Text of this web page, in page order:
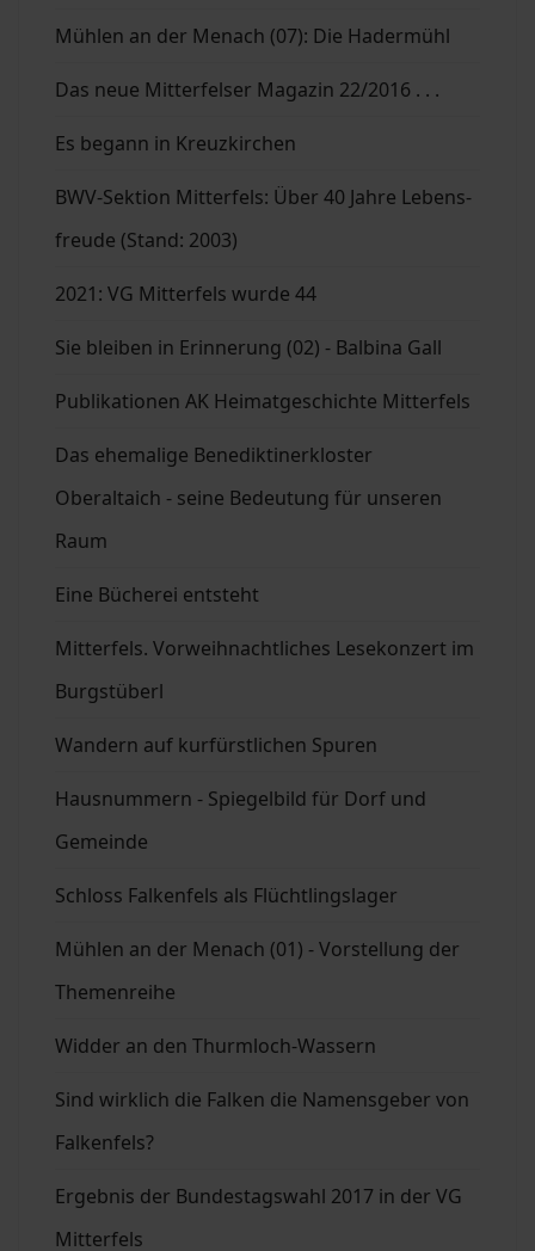
Mühlen an der Menach (07): Die Hadermühl
Das neue Mitterfelser Magazin 22/2016 . . .
Es begann in Kreuzkirchen
BWV-Sektion Mitterfels: Über 40 Jahre Lebens-
freude (Stand: 2003)
2021: VG Mitterfels wurde 44
Sie bleiben in Erinnerung (02) - Balbina Gall
Publikationen AK Heimatgeschichte Mitterfels
Das ehemalige Benediktinerkloster
Oberaltaich - seine Bedeutung für unseren
Raum
Eine Bücherei entsteht
Mitterfels. Vorweihnachtliches Lesekonzert im
Burgstüberl
Wandern auf kurfürstlichen Spuren
Hausnummern - Spiegelbild für Dorf und
Gemeinde
Schloss Falkenfels als Flüchtlingslager
Mühlen an der Menach (01) - Vorstellung der
Themenreihe
Widder an den Thurmloch-Wassern
Sind wirklich die Falken die Namensgeber von
Falkenfels?
Ergebnis der Bundestagswahl 2017 in der VG
Mitterfels